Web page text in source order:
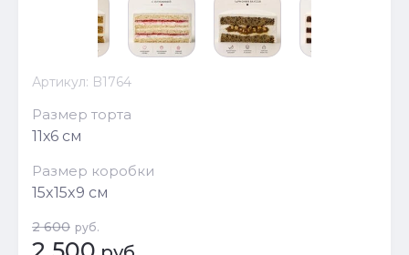
Артикул: B1764
Размер торта
11х6 см
Размер коробки
15x15x9 см
2 600 руб.